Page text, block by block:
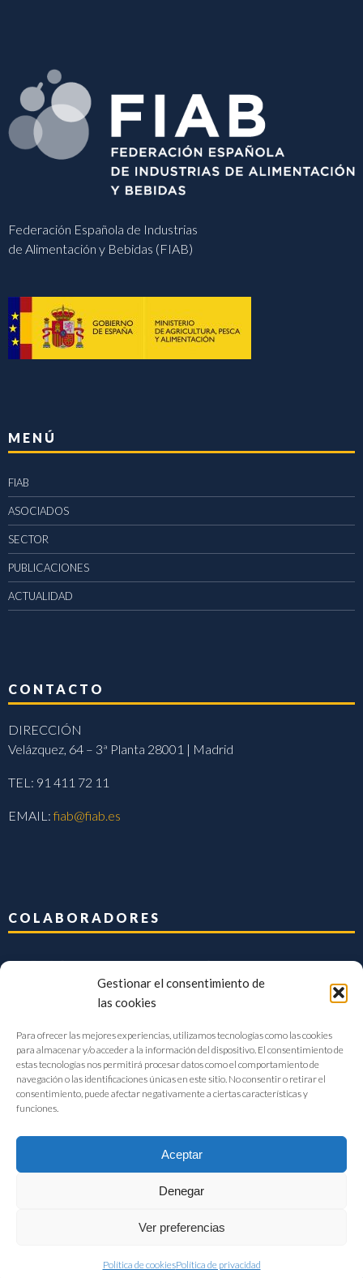
Gestionar el consentimiento de
las cookies
Para ofrecer las mejores experiencias, utilizamos tecnologías como las cookies
para almacenar y/o acceder a la información del dispositivo. El consentimiento de
estas tecnologías nos permitirá procesar datos como el comportamiento de
navegación o las identificaciones únicas en este sitio. No consentir o retirar el
consentimiento, puede afectar negativamente a ciertas características y
funciones.
Aceptar
Denegar
Ver preferencias
Política de cookiesPolítica de privacidad
Federación Española de Industrias
de Alimentación y Bebidas (FIAB)
MENÚ
FIAB
ASOCIADOS
SECTOR
PUBLICACIONES
ACTUALIDAD
CONTACTO
DIRECCIÓN
Velázquez, 64 – 3ª Planta 28001 | Madrid
TEL: 91 411 72 11
EMAIL:fiab@fiab.es
COLABORADORES
FIAB Federación Española de Industrias de la Alimentación y Bebidas